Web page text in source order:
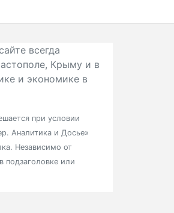
всегда
Крыму и в
и экономике в
при условии
Аналитика и Досье»
Независимо от
подзаголовке или